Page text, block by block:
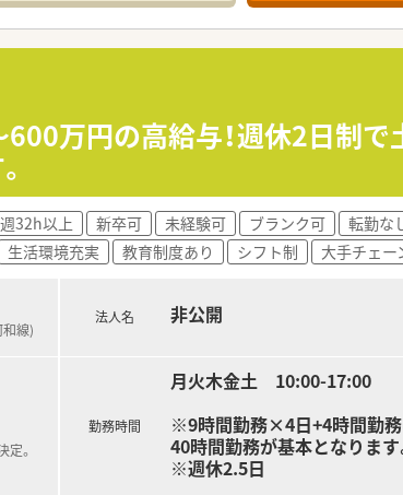
600万円の高給与！週休2日制
週32h以上 新卒可 未経験可 ブランク可 転勤な
生活環境充実 教育制度あり シフト制 大手チェー
線)
定。
法人名 非公開
勤務時間
月火木金土 10:00-17:00
※9時間勤務×4日+4時間勤
40時間勤務が基本となります
※週休2.5日